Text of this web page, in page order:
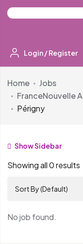
Login /Register
Home
Jobs
FranceNouvelle
Périgny
Show Sidebar
Showing all 0 results
Sort By (Default)
No job found.